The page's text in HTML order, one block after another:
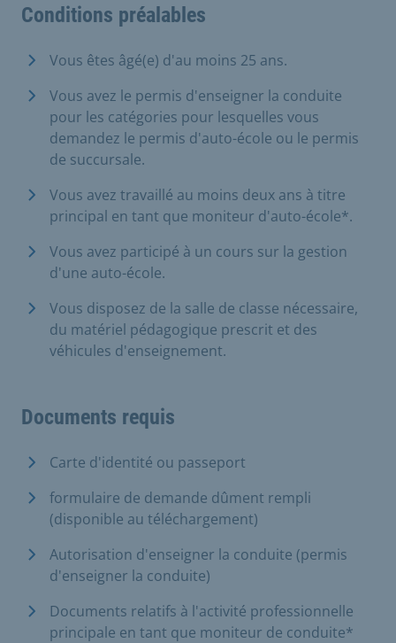
Conditions préalables
Vous êtes âgé(e) d'au moins 25 ans.
Vous avez le permis d'enseigner la conduite
pour les catégories pour lesquelles vous
demandez le permis d'auto-école ou le permis
de succursale.
Vous avez travaillé au moins deux ans à titre
principal en tant que moniteur d'auto-école*.
Vous avez participé à un cours sur la gestion
d'une auto-école.
Vous disposez de la salle de classe nécessaire,
du matériel pédagogique prescrit et des
véhicules d'enseignement.
Documents requis
Carte d'identité ou passeport
formulaire de demande dûment rempli
(disponible au téléchargement)
Autorisation d'enseigner la conduite (permis
d'enseigner la conduite)
Documents relatifs à l'activité professionnelle
principale en tant que moniteur de conduite*